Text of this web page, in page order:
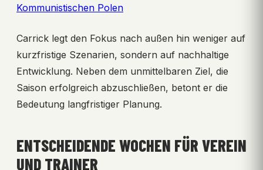
Kommunistischen Polen
Carrick legt den Fokus nach außen hin weniger auf
kurzfristige Szenarien, sondern auf nachhaltige
Entwicklung. Neben dem unmittelbaren Ziel, die
Saison erfolgreich abzuschließen, betont er die
Bedeutung langfristiger Planung.
ENTSCHEIDENDE WOCHEN FÜR VEREIN
UND TRAINER